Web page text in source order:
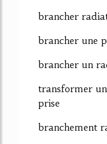
brancher
brancher une
brancher un
transformer
prise
branchement